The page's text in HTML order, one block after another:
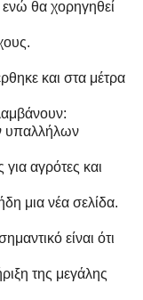
θα χορηγηθεί
και στα μέτρα
υπαλλήλων
αγρότες και
μια νέα σελίδα.
είναι ότι
της μεγάλης